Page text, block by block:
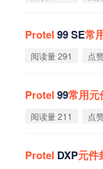
Protel 99 SE常
阅读量 291 点
Protel 99常用元
阅读量 211 点
Protel DXP元件